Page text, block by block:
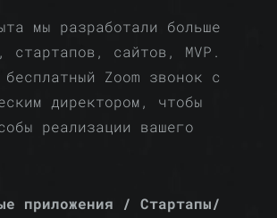
мы разработали больше
стартапов, сайтов, MVP.
бесплатный Zoom звонок с
директором, чтобы
реализации вашего
приложения / Стартапы/